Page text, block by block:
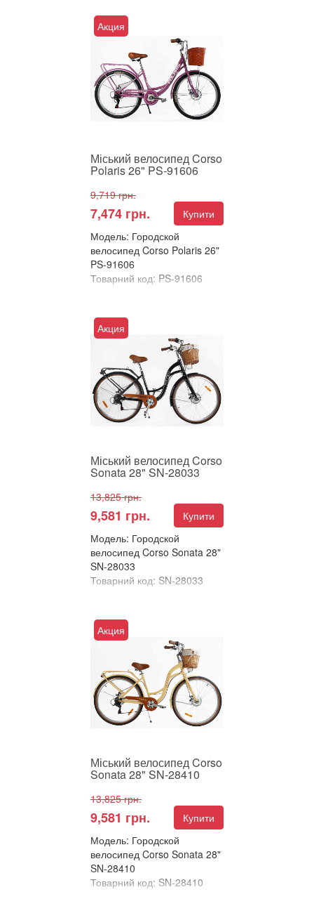
Міський велосипед Corso
Polaris 26" – ідеальний вибір
для комфортних прогулянок
та повсякденних поїз...
Акция
Міський велосипед Corso
Polaris 26" PS-91606
9,719 грн.
7,474 грн.
Купити
Модель: Городской
велосипед Corso Polaris 26"
PS-91606
Товарний код: PS-91606
Міський велосипед Corso
Polaris 26" – ідеальний вибір
для комфортних прогулянок
та повсякденних поїз...
Акция
Міський велосипед Corso
Sonata 28" SN-28033
13,825 грн.
9,581 грн.
Купити
Модель: Городской
велосипед Corso Sonata 28"
SN-28033
Товарний код: SN-28033
Міський велосипед Corso
Sonata 28" – комфорт і
стиль для ваших
прогулянок! Corso Sonata
28"&...
Акция
Міський велосипед Corso
Sonata 28" SN-28410
13,825 грн.
9,581 грн.
Купити
Модель: Городской
велосипед Corso Sonata 28"
SN-28410
Товарний код: SN-28410